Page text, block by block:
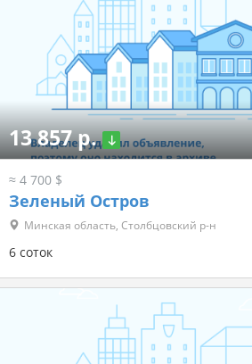
13 857 р.
≈ 4 700 $
Зеленый Остров
Минская область, Столбцовский р-н
6 соток